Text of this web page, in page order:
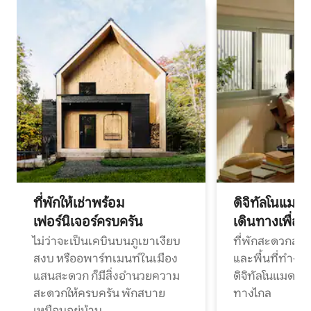
ที่พักให้เช่าพร้อม
เฟอร์นิเจอร์ครบครัน
ไม่ว่าจะเป็นเคบินบนภูเขาเงียบ
สงบ หรืออพาร์ทเมนท์ในเมือง
แสนสะดวก ก็มีสิ่งอำนวยความ
สะดวกให้ครบครัน พักสบาย
ดิจิทัลโนแมด
เดินทางเพื่อ
ที่พักสะดวกสบ
และพื้นที่ทำงา
ดิจิทัลโนแมดแ
ทางไกล